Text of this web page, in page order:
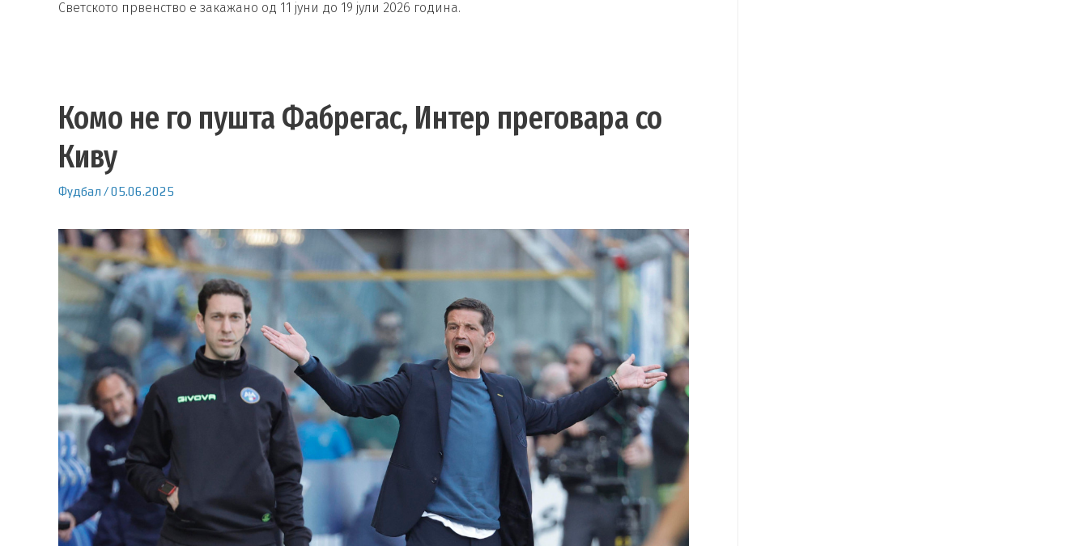
Светското првенство е закажано од 11 јуни до 19 јули 2026 година.
Комо не го пушта Фабрегас, Интер преговара со
Киву
Фудбал /05.06.2025